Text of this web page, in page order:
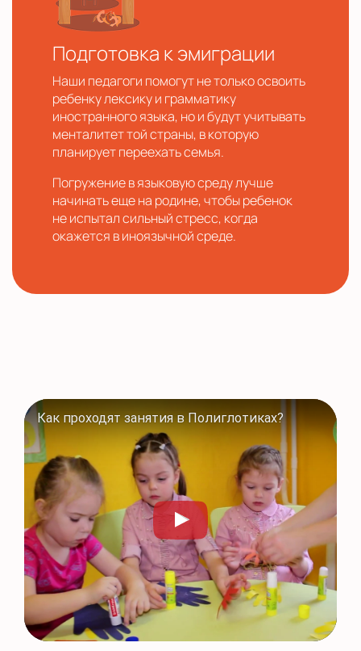
Подготовка к эмиграции
Наши педагоги помогут не только освоить
ребенку лексику и грамматику
иностранного языка, но и будут учитывать
менталитет той страны, в которую
планирует переехать семья.
Погружение в языковую среду лучше
начинать еще на родине, чтобы ребенок
не испытал сильный стресс, когда
окажется в иноязычной среде.
Как проходят занятия в Полиглотиках?